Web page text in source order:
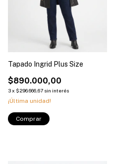
Tapado Ingrid Plus Size
$890.000,00
3x $296.666,67 sin interés
¡Última unidad!
Comprar